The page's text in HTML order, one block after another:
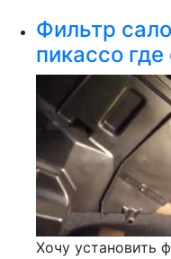
Фильтр
пикассо где
Хочу установить